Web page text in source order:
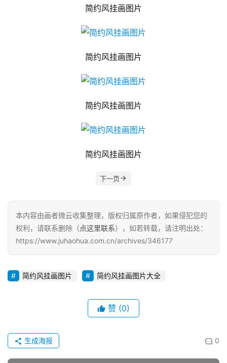
简约风挂画图片
简约风挂画图片
简约风挂画图片
简约风挂画图片
下一页
本内容由画者微云收集整理，版权归属原作者，如果侵犯您的
权利，请联系删除（点这里联系），如若转载，请注明出处：
https://www.juhaohua.com.cn/archives/346177
简约风挂画图片 简约风挂画图片大全
赞 (0)
0
生成海报